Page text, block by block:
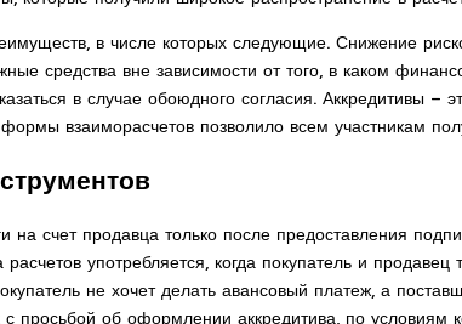
в числе которых следующие. Снижение
средства вне зависимости от того, в каком
в случае обоюдного согласия. Аккредитивы
взаиморасчетов позволило всем участникам
счет продавца только после предоставления
употребляется, когда покупатель и
не хочет делать авансовый платеж, а
об оформлении аккредитива, по условиям